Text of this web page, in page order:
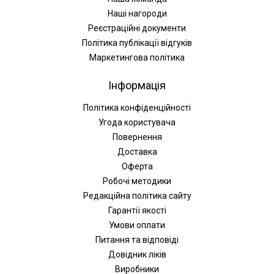
Наші нагороди
Реєстраційні документи
Політика публікації відгуків
Маркетингова політика
Інформація
Політика конфіденційності
Угода користувача
Повернення
Доставка
Оферта
Робочі методики
Редакційна політика сайту
Гарантії якості
Умови оплати
Питання та відповіді
Довідник ліків
Виробники